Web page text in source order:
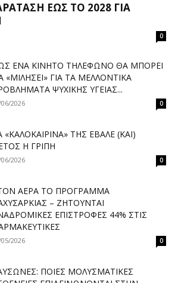
ΈΩΣ ΤΟ 2028 ΓΙΑ
0
ΈΝΑ ΚΙΝΗΤΌ ΤΗΛΈΦΩΝΟ ΘΑ ΜΠΟΡΕΊ
«ΜΙΛΉΣΕΙ» ΓΙΑ ΤΑ ΜΕΛΛΟΝΤΙΚΆ
ΨΥΧΙΚΉΣ ΥΓΕΊΑΣ...
2026 0
«ΚΑΛΟΚΑΙΡΙΝΆ» ΤΗΣ ΈΒΑΛΕ (ΚΑΙ)
Η ΓΡΊΠΗ
2026 0
ΑΈΡΑ ΤΟ ΠΡΌΓΡΑΜΜΑ
– ΖΗΤΟΎΝΤΑΙ
ΕΠΙΣΤΡΟΦΈΣ 44% ΣΤΙΣ
2026 0
ΠΟΙΕΣ ΜΟΛΥΣΜΑΤΙΚΈΣ